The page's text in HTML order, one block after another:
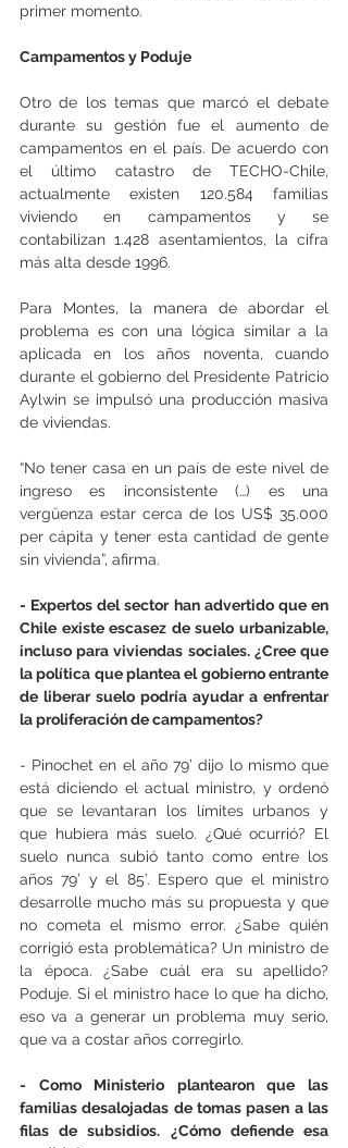
primer momento.
Campamentos y Poduje
Otro de los temas que marcó el debate
durante su gestión fue el aumento de
campamentos en el país. De acuerdo con
el último catastro de TECHO-Chile,
actualmente existen 120.584 familias
viviendo en campamentos y se
contabilizan 1.428 asentamientos, la cifra
más alta desde 1996.
Para Montes, la manera de abordar el
problema es con una lógica similar a la
aplicada en los años noventa, cuando
durante el gobierno del Presidente Patricio
Aylwin se impulsó una producción masiva
de viviendas.
“No tener casa en un país de este nivel de
ingreso es inconsistente (…) es una
vergüenza estar cerca de los US$ 35.000
per cápita y tener esta cantidad de gente
sin vivienda”, afirma.
- Expertos del sector han advertido que en
Chile existe escasez de suelo urbanizable,
incluso para viviendas sociales. ¿Cree que
la política que plantea el gobierno entrante
de liberar suelo podría ayudar a enfrentar
la proliferación de campamentos?
- Pinochet en el año 79’ dijo lo mismo que
está diciendo el actual ministro, y ordenó
que se levantaran los límites urbanos y
que hubiera más suelo. ¿Qué ocurrió? El
suelo nunca subió tanto como entre los
años 79’ y el 85’. Espero que el ministro
desarrolle mucho más su propuesta y que
no cometa el mismo error. ¿Sabe quién
corrigió esta problemática? Un ministro de
la época. ¿Sabe cuál era su apellido?
Poduje. Si el ministro hace lo que ha dicho,
eso va a generar un problema muy serio,
que va a costar años corregirlo.
- Como Ministerio plantearon que las
familias desalojadas de tomas pasen a las
filas de subsidios. ¿Cómo defiende esa